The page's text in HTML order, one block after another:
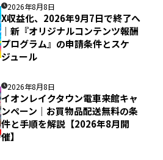
2026年8月8日
X収益化、2026年9月7日で終了へ
｜新『オリジナルコンテンツ報酬
プログラム』の申請条件とスケ
ジュール
2026年8月8日
イオンレイクタウン電車来館キャ
ンペーン｜お買物品配送無料の条
件と手順を解説【2026年8月開
催】